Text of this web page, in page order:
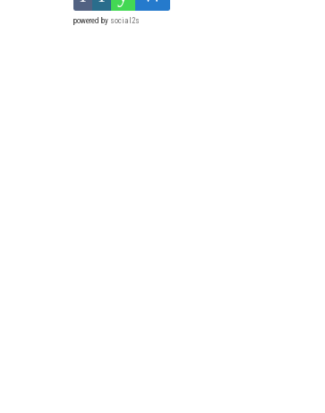
powered by social2s